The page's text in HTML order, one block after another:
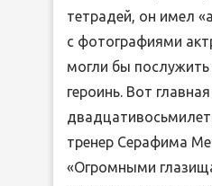
тетрадей, он имел
с фотографиями
могли бы
героинь. Вот
тренер Серафима
«Огромными